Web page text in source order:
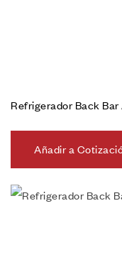
Refrigerador Back
Añadir a